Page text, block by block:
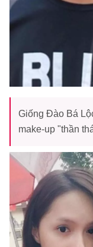
Giống Đào Bá
make-up "thần